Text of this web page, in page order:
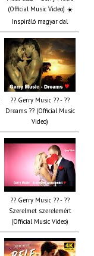
(Official Music Video) ☀️
Inspiráló magyar dal
?? Gerry Music ?? - ??
Dreams ?? (Official Music
Video)
?? Gerry Music ?? - ??
Szerelmet szerelemért
(Official Music Video)